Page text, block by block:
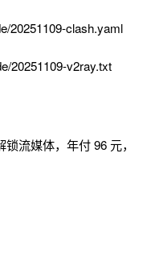
20251109-clash.yaml
20251109-v2ray.txt
流媒体，年付 96 元，